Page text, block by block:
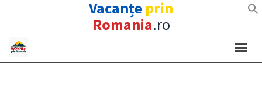
Vacanțe prin
Romania.ro
Skip